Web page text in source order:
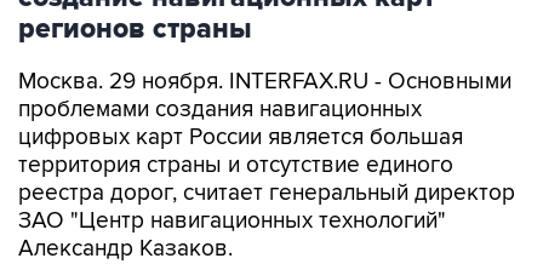
регионов страны
Москва. 29 ноября. INTERFAX.RU - Основными
проблемами создания навигационных
цифровых карт России является большая
территория страны и отсутствие единого
реестра дорог, считает генеральный директор
ЗАО "Центр навигационных технологий"
Александр Казаков.